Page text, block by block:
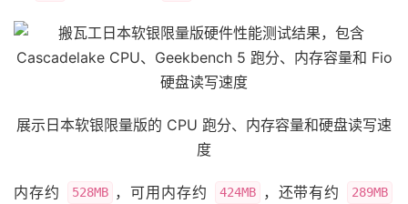
展示日本软银限量版的 CPU 跑分、内存容量和硬盘读写速
度
内存约 528MB ，可用内存约 424MB ，还带有约 289MB